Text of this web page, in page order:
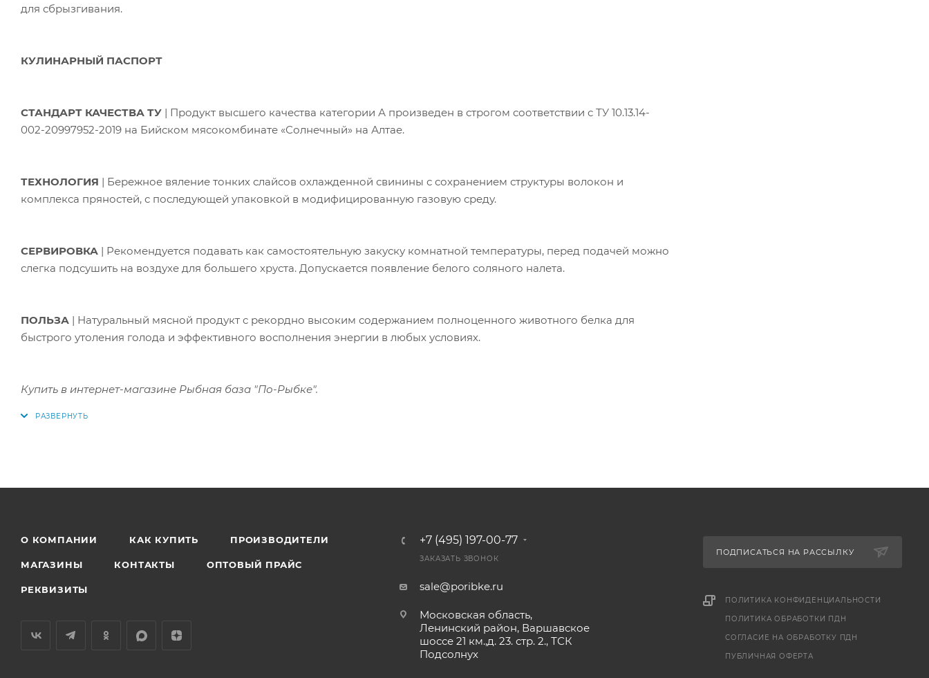
для сбрызгивания.
КУЛИНАРНЫЙ ПАСПОРТ
СТАНДАРТ КАЧЕСТВА ТУ | Продукт высшего качества категории А произведен в строгом соответствии с ТУ 10.13.14-
002-20997952-2019 на Бийском мясокомбинате «Солнечный» на Алтае.
ТЕХНОЛОГИЯ | Бережное вяление тонких слайсов охлажденной свинины с сохранением структуры волокон и
комплекса пряностей, с последующей упаковкой в модифицированную газовую среду.
СЕРВИРОВКА | Рекомендуется подавать как самостоятельную закуску комнатной температуры, перед подачей можно
слегка подсушить на воздухе для большего хруста. Допускается появление белого соляного налета.
ПОЛЬЗА | Натуральный мясной продукт с рекордно высоким содержанием полноценного животного белка для
быстрого утоления голода и эффективного восполнения энергии в любых условиях.
Купить в интернет-магазине Рыбная база "По-Рыбке".
О КОМПАНИИ КАК КУПИТЬ ПРОИЗВОДИТЕЛИ
МАГАЗИНЫ КОНТАКТЫ ОПТОВЫЙ ПРАЙС
РЕКВИЗИТЫ
+7 (495) 197-00-77
ЗАКАЗАТЬ ЗВОНОК
sale@poribke.ru
Московская область,
Ленинский район, Варшавское
шоссе 21 км.,д. 23. стр. 2., ТСК
Подсолнух
ПОДПИСАТЬСЯ НА РАССЫЛКУ
ПОЛИТИКА КОНФИДЕНЦИАЛЬНОСТИ
ПОЛИТИКА ОБРАБОТКИ ПДН
СОГЛАСИЕ НА ОБРАБОТКУ ПДН
ПУБЛИЧНАЯ ОФЕРТА